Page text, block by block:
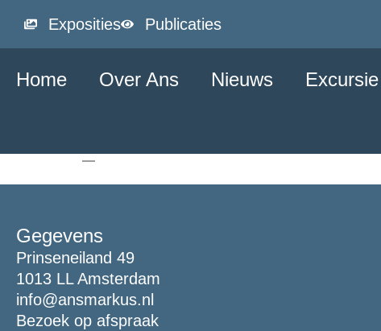
Exposities Publicaties
Home Over Ans Nieuws
Gegevens
Prinseneiland 49
1013 LL Amsterdam
info@ansmarkus.nl
Bezoek op afspraak